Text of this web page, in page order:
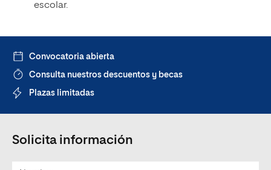
escolar.
Convocatoria abierta
Consulta nuestros descuentos y becas
Plazas limitadas
Solicita información